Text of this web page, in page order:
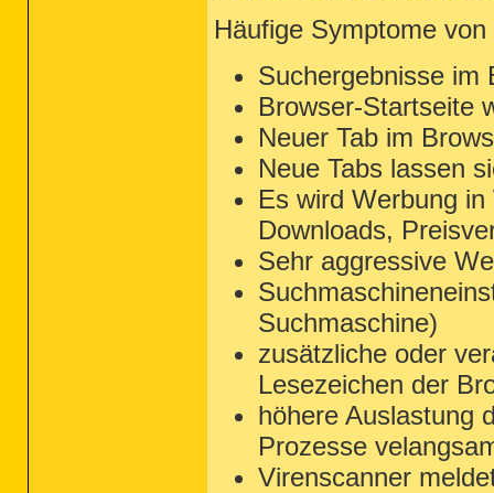
Häufige Symptome
Suchergebnisse im
Browser-Startseite
Neuer Tab im
Neue Tabs lassen
Es wird Werbung
Downloads,
Sehr aggressive
Suchmaschine)
zusätzliche oder
Lesezeichen der
höhere Auslastung
Prozesse
Virenscanner